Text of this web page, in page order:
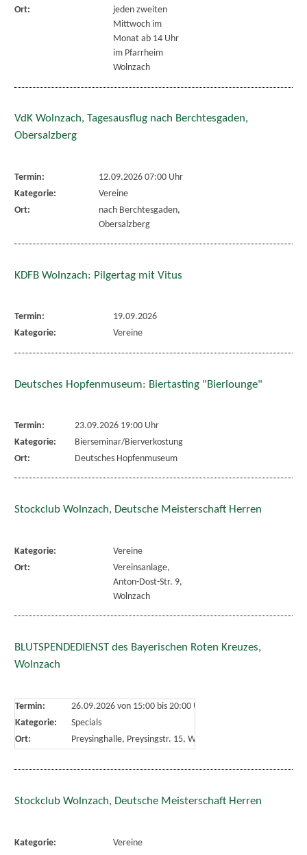
Ort:
jeden zweiten
Mittwoch im
Monat ab 14 Uhr
im Pfarrheim
Wolnzach
VdK Wolnzach, Tagesausflug nach Berchtesgaden,
Obersalzberg
Termin:
12.09.2026 07:00 Uhr
Kategorie:
Vereine
Ort:
nach Berchtesgaden,
Obersalzberg
KDFB Wolnzach: Pilgertag mit Vitus
Termin:
19.09.2026
Kategorie:
Vereine
Deutsches Hopfenmuseum: Biertasting "Bierlounge"
Termin:
23.09.2026 19:00 Uhr
Kategorie:
Bierseminar/Bierverkostung
Ort:
Deutsches Hopfenmuseum
Stockclub Wolnzach, Deutsche Meisterschaft Herren
Kategorie:
Vereine
Ort:
Vereinsanlage,
Anton-Dost-Str. 9,
Wolnzach
BLUTSPENDEDIENST des Bayerischen Roten Kreuzes,
Wolnzach
Termin: 26.09.2026 von 15:00bis 20:00 Uhr
Kategorie:
Specials
Ort:
Preysinghalle, Preysingstr. 15, Wolnzach
Stockclub Wolnzach, Deutsche Meisterschaft Herren
Kategorie:
Vereine